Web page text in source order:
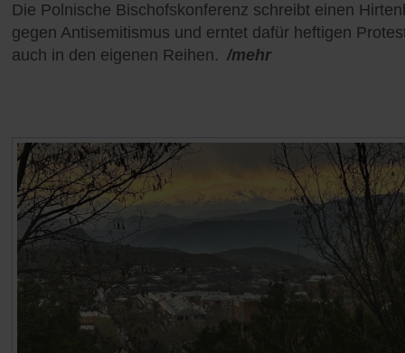
Die Polnische Bischofskonferenz schreibt einen
gegen Antisemitismus und erntet dafür heftigen
auch in den eigenen Reihen. /mehr